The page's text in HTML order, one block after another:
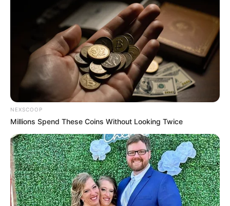
Kate Thought No One Noticed, But It Was Caught
On Tape
BUZZ DAY
NEXSCOOP
Millions Spend These Coins Without Looking Twice